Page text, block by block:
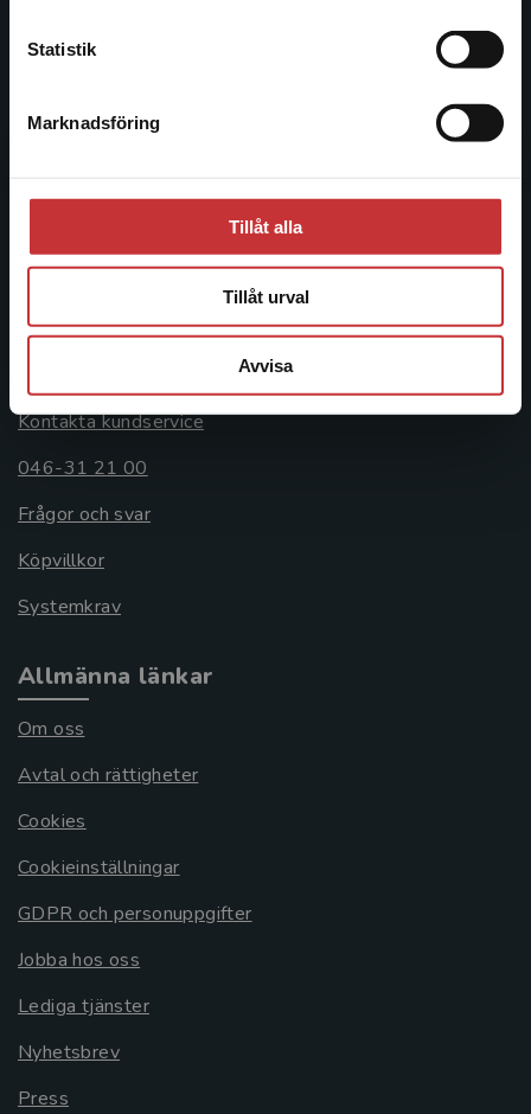
Statistik
Marknadsföring
Tillåt alla
Tillåt urval
Avvisa
Kontakta oss
Postadress:
221 00 Lund
Besöksadress:
Åkergränden 1
Kontakta kundservice
046-31 21 00
Frågor och svar
Köpvillkor
Systemkrav
Allmänna länkar
Om oss
Avtal och rättigheter
Cookies
Cookieinställningar
GDPR och personuppgifter
Jobba hos oss
Lediga tjänster
Nyhetsbrev
Press